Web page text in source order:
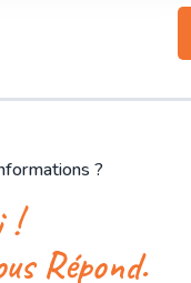
?
!
Répond.